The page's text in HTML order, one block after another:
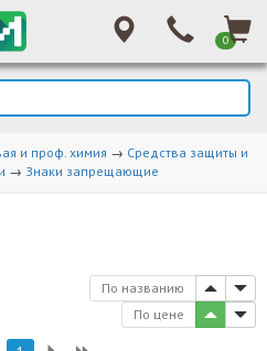
0
и проф. химия → Средства защиты и
→ Знаки запрещающие
По названию
По цене